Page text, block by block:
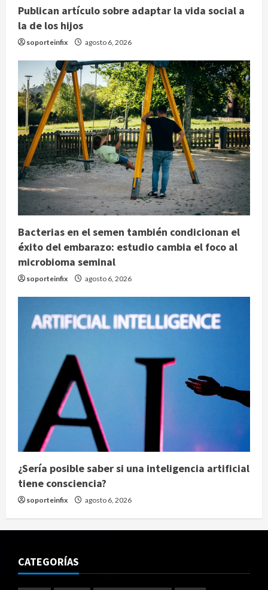
Publican artículo sobre adaptar la vida social a
la de los hijos
soporteinfix agosto 6, 2026
Bacterias en el semen también condicionan el
éxito del embarazo: estudio cambia el foco al
microbioma seminal
soporteinfix agosto 6, 2026
¿Sería posible saber si una inteligencia artificial
tiene consciencia?
soporteinfix agosto 6, 2026
CATEGORÍAS